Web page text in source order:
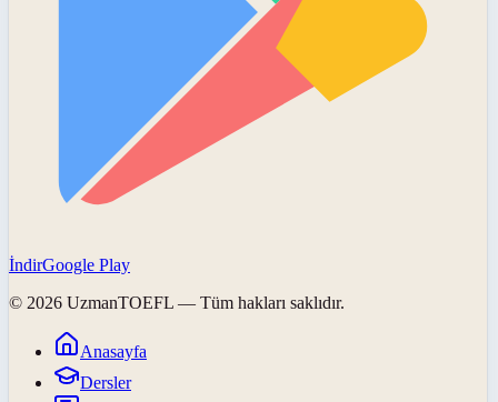
İndirGoogle Play
© 2026 UzmanTOEFL — Tüm hakları saklıdır.
Anasayfa
Dersler